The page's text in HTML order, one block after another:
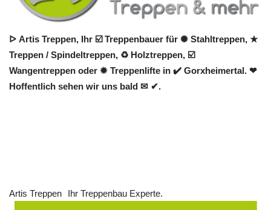
ᐅ Artis Treppen, Ihr ☑️ Treppenbauer für ✺ Stahltreppen, ★
Treppen / Spindeltreppen, ♻ Holztreppen, ☑️
Wangentreppen oder ✹ Treppenlifte in ✔️ Gorxheimertal. ❤
Hoffentlich sehen wir uns bald ✉ ✔.
Artis Treppen Ihr Treppenbau Experte.